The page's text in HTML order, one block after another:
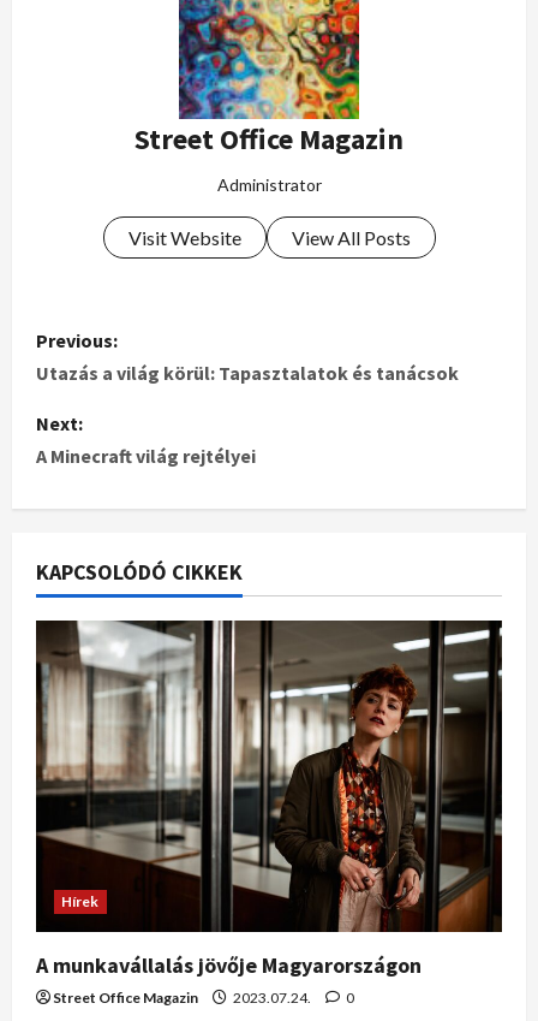
Street Office Magazin
Administrator
Visit Website View All Posts
Previous:
Utazás a világ körül: Tapasztalatok és tanácsok
Next:
A Minecraft világ rejtélyei
KAPCSOLÓDÓ CIKKEK
Hírek
A munkavállalás jövője Magyarországon
Street Office Magazin 2023.07.24. 0